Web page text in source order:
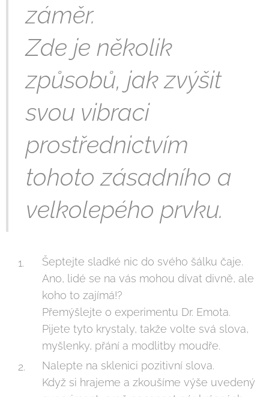
záměr.
Zde je několik
způsobů, jak zvýšit
svou vibraci
prostřednictvím
tohoto zásadního a
velkolepého prvku.
Šeptejte sladké nic do svého šálku čaje.
Ano, lidé se na vás mohou dívat divně, ale
koho to zajímá!?
Přemýšlejte o experimentu Dr. Emota.
Pijete tyto krystaly, takže volte svá slova,
myšlenky, přání a modlitby moudře.
Nalepte na sklenici pozitivní slova.
Když si hrajeme a zkoušíme výše uvedený